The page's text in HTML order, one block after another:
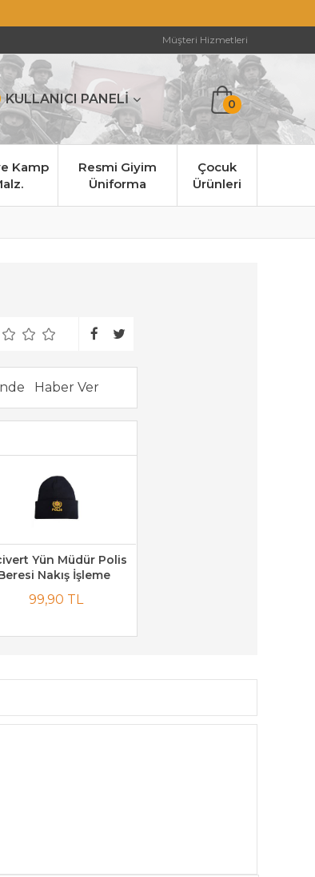
Müşteri Hizmetleri
KULLANICI PANELİ 0
Kamp
Resmi Giyim
Üniforma
Çocuk
Ürünleri
Yün Müdür Polis
Nakış İşleme
99,90 TL